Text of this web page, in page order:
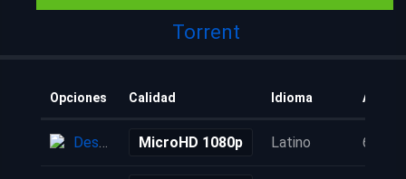
Torrent
Opciones Calidad Idioma
Descarga MicroHD 1080p Latino 6 años